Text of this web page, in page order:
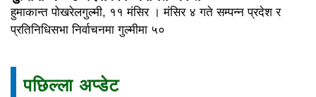
हुमाकान्त पोखरेलगुल्मी, ११ मंसिर । मंसिर ४ गते सम्पन्न प्रदेश र
प्रतिनिधिसभा निर्वाचनमा गुल्मीमा ५०
पछिल्ला अप्डेट